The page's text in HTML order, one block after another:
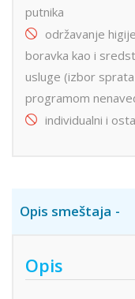
putnika
održavanje
boravka kao i
usluge (izbor
programom
individualni i
Opis smeštaja
Opis